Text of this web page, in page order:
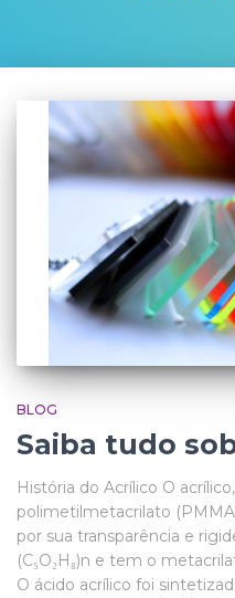
BLOG
Saiba tudo
História do Acrílico O
polimetilmetacrilato
por sua transparência e
(C₅O₂H₈)n e tem o
O ácido acrílico foi